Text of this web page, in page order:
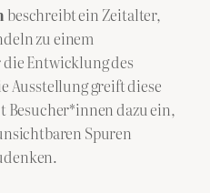
beschreibt ein Zeitalter,
zu einem
Entwicklung des
Ausstellung greift diese
Besucher*innen dazu ein,
Spuren